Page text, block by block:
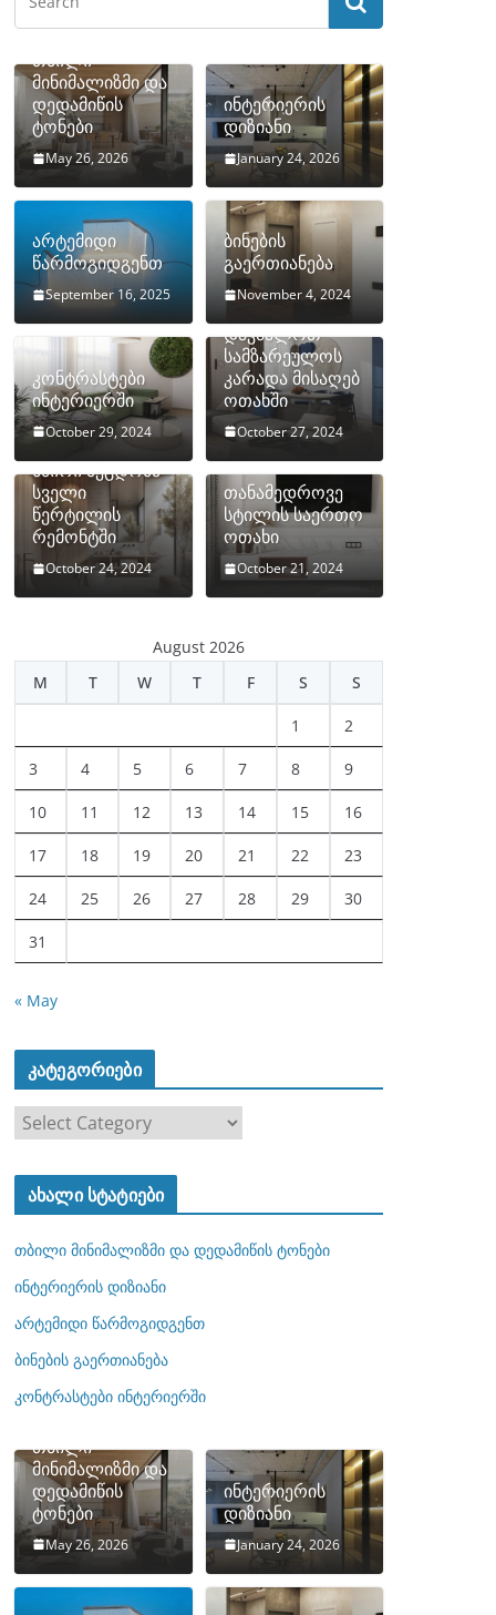
თბილი
მინიმალიზმი და
დედამიწის
ტონები
May 26, 2026
ინტერიერის
დიზიანი
January 24, 2026
არტემიდი
წარმოგიდგენთ
September 16, 2025
ბინების
გაერთიანება
November 4, 2024
კონტრასტები
ინტერიერში
October 29, 2024
როგორ
დავმალოთ
სამზარეულოს
კარადა მისაღებ
ოთახში
October 27, 2024
ხშირი შეცდომა
სველი
წერტილის
რემონტში
October 24, 2024
თანამედროვე
სტილის საერთო
ოთახი
October 21, 2024
August 2026
M
T W T F S S
1 2
3 4 5 6 7 8 9
10 11 12 13 14 15 16
17 18 19 20 21 22 23
24 25 26 27 28 29 30
31
« May
კატეგორიები
ტ
ო
რ
ბ
ი
ახალი სტატიები
თბილი მინიმალიზმი და დედამიწის ტონები
ინტერიერის დიზიანი
არტემიდი წარმოგიდგენთ
ბინების გაერთიანება
კონტრასტები ინტერიერში
თბილი
მინიმალიზმი და
დედამიწის
ტონები
May 26, 2026
ინტერიერის
დიზიანი
January 24, 2026